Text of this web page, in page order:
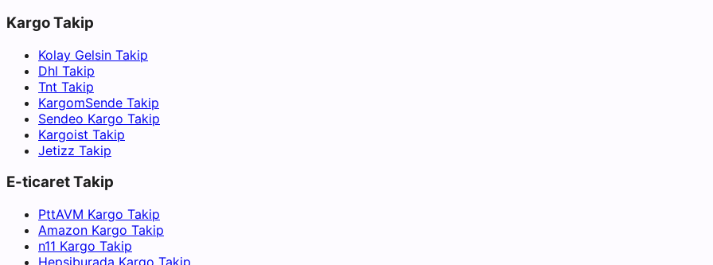
Kargo Takip
Kolay Gelsin Takip
Dhl Takip
Tnt Takip
KargomSende Takip
Sendeo Kargo Takip
Kargoist Takip
Jetizz Takip
E-ticaret Takip
PttAVM Kargo Takip
Amazon Kargo Takip
n11 Kargo Takip